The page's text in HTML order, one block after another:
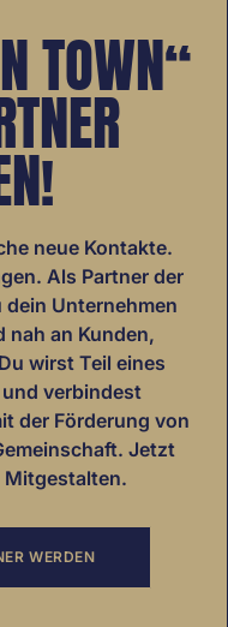
TOWN“
neue Kontakte.
Als Partner der
Unternehmen
nah an Kunden,
wirst Teil eines
verbindest
der Förderung von
Jetzt
WERDEN